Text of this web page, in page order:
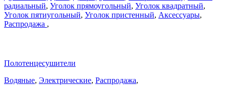
радиальный, Уголок прямоугольный, Уголок квадратный,
Уголок пятиугольный, Уголок пристенный, Аксессуары,
Распродажа ,
Полотенцесушители
Водяные, Электрические, Распродажа,